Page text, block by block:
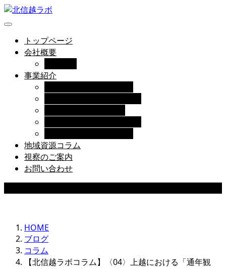
トップページ
会社概要
事業紹介
地域資源コラム
視察のご案内
お問い合わせ
HOME
ブログ
コラム
【北信越ラボコラム】〈04〉上越における「通年観